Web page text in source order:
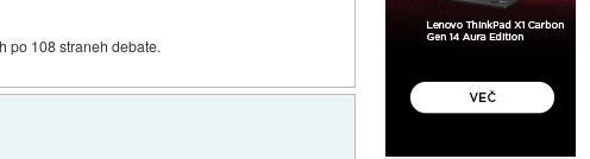
po 108 straneh debate.